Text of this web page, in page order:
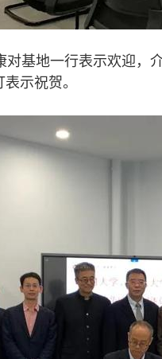
基地一行表示欢迎，
示祝贺。